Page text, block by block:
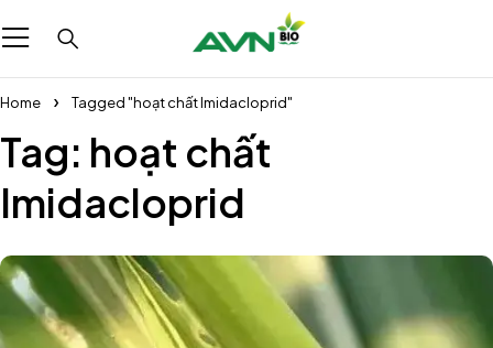
Home Tagged "hoạt chất Imidacloprid"
Tag: hoạt chất
Imidacloprid